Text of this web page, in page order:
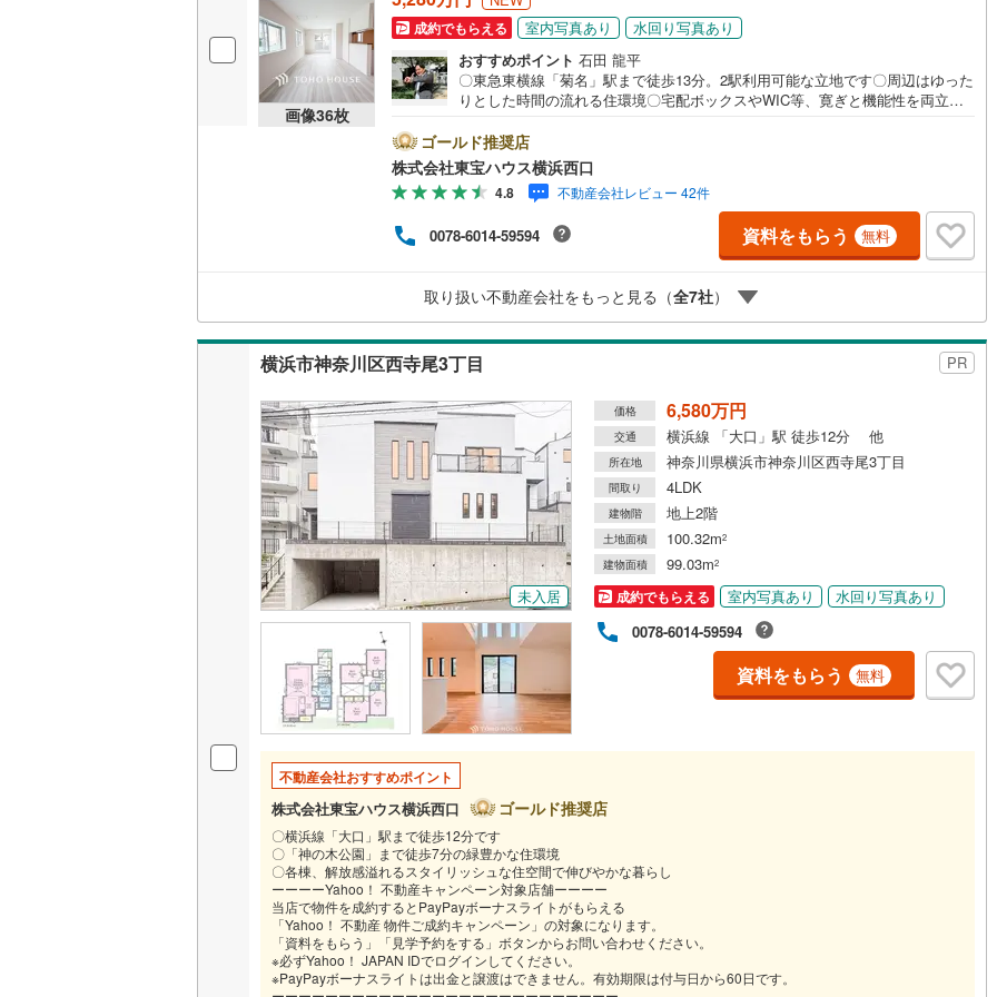
画像36枚
成約でもらえる 室内写真あり
水回り写真あり
おすすめポイント 石田 龍平
〇東急東横線「菊名」駅まで徒歩13分。2駅利用可能な立地です〇周辺はゆった
りとした時間の流れる住環境〇宅配ボックスやWIC等、寛ぎと機能性を両立し
ーーー当店で物件を成約するとPayPayボーナスライトがもらえる「Yahoo！ 不
動産 物件ご成約キャンペーン」の対象になります。「資料をもらう」「見学予
約をする」ボタンからお問い合わせください。※必ずYahoo！ JAPAN IDでログ
インしてください。※PayPayボーナスライトは出金と譲渡はできません。有効
期限は付与日から60日です。ーーーーーーーーーーーーーーーーーーーーーー
ーーーー紹介金融機関/都市銀行利率/年利 0.95％（変動金利）※上記金利は 202
6年8月時点 のものであり、実際の適用金利は融資実行時のものとなります。金
ーーーーーーーーーーーーーー
ゴールド推奨店
株式会社東宝ハウス横浜西口
4.8 不動産会社レビュー 42件
0078-6014-59594 資料をもらう 無料
取り扱い不動産会社をもっと見る（全7社）
横浜市神奈川区西寺尾3丁目 PR
未入居
価格 6,580万円
交通 横浜線 「大口」駅 徒歩12分 他
所在地 神奈川県横浜市神奈川区西寺尾3丁目
間取り 4LDK
建物階 地上2階
土地面積 100.32m2
建物面積 99.03m2
成約でもらえる 室内写真あり
水回り写真あり
0078-6014-59594
資料をもらう 無料
不動産会社おすすめポイント
株式会社東宝ハウス横浜西口 ゴールド推奨店
〇横浜線「大口」駅まで徒歩12分です
〇「神の木公園」まで徒歩7分の緑豊かな住環境
〇各棟、解放感溢れるスタイリッシュな住空間で伸びやかな暮らし
ーーーーYahoo！ 不動産キャンペーン対象店舗ーーーー
当店で物件を成約するとPayPayボーナスライトがもらえる
「Yahoo！ 不動産 物件ご成約キャンペーン」の対象になります。
「資料をもらう」「見学予約をする」ボタンからお問い合わせください。
※必ずYahoo！ JAPAN IDでログインしてください。
※PayPayボーナスライトは出金と譲渡はできません。有効期限は付与日から60日です。